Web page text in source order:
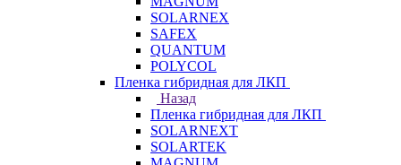
SOLARNEX
SAFEX
QUANTUM
POLYCOL
Пленка гибридная для ЛКП
Назад
Пленка гибридная для ЛКП
SOLARNEXT
SOLARTEK